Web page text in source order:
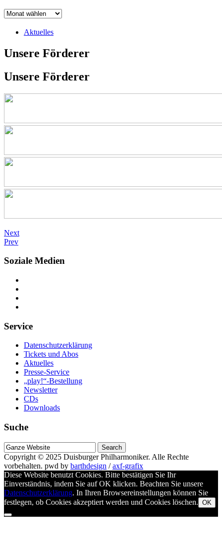
Aktuelles
Unsere Förderer
Unsere Förderer
Next
Prev
Soziale Medien
Service
Datenschutzerklärung
Tickets und Abos
Aktuelles
Presse-Service
„play!“-Bestellung
Newsletter
CDs
Downloads
Suche
Suche
nach
Copyright © 2025 Duisburger Philharmoniker. Alle Rechte
vorbehalten. pwd by barthdesign /axf-grafix
Diese Website benutzt Cookies. Bitte bestätigen Sie Ihr
Einverständnis, indem Sie auf OK klicken. Beachten Sie unsere
Datenschutzerklärung. In Ihren Browsereinstellungen können Sie
festlegen, ob Cookies akzeptiert werden und Cookies löschen. OK